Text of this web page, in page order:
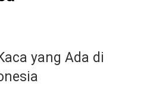
yang Ada di